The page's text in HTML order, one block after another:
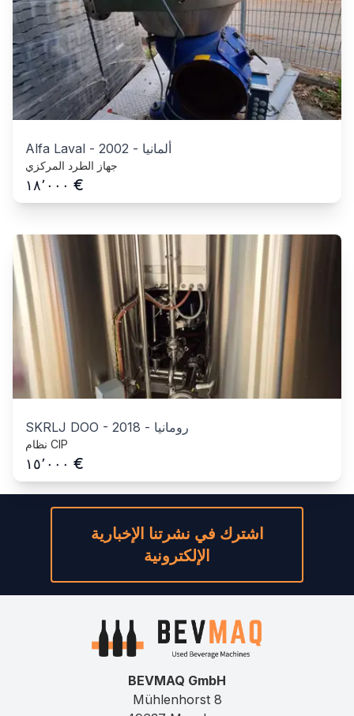
Alfa Laval - 2002 - ألمانيا
جهاز الطرد المركزي
١٨٬٠٠٠ €
SKRLJ DOO - 2018 - رومانيا
نظام CIP
١٥٬٠٠٠ €
اشترك في نشرتنا الإخبارية
الإلكترونية
BEVMAQ GmbH
Mühlenhorst 8